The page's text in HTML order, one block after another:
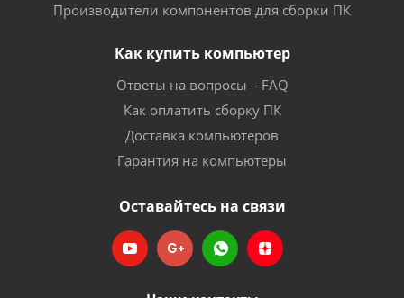
Производители компонентов для сборки ПК
Как купить компьютер
Ответы на вопросы – FAQ
Как оплатить сборку ПК
Доставка компьютеров
Гарантия на компьютеры
Оставайтесь на связи